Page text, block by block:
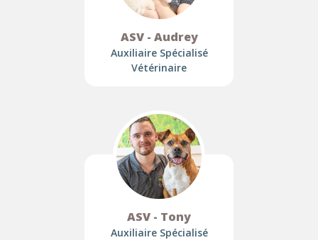
ASV - Audrey
Auxiliaire Spécialisé
Vétérinaire
ASV - Tony
Auxiliaire Spécialisé